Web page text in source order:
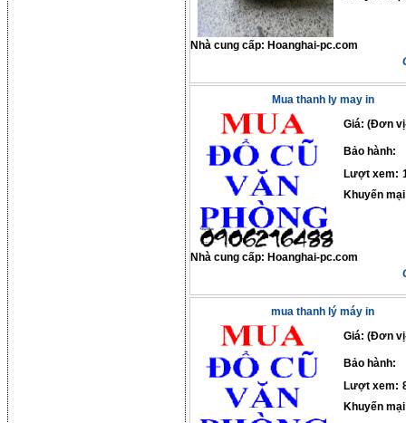
Nhà cung cấp: Hoanghai-pc.com
Mua thanh ly may in
Giá: (Đơn
Bảo hành:
Lượt xem:
Khuyến
Nhà cung cấp: Hoanghai-pc.com
mua thanh lý máy in
Giá: (Đơn
Bảo hành:
Lượt xem:
Khuyến